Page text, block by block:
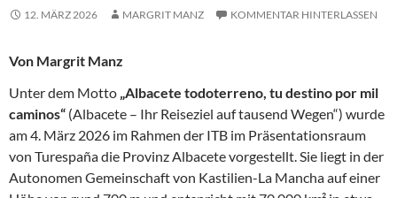
12. MÄRZ 2026 MARGRIT MANZ KOMMENTAR HINTERLASSEN
Von Margrit Manz
Unter dem Motto „Albacete todoterreno, tu destino por mil
caminos“ (Albacete – Ihr Reiseziel auf tausend Wegen“) wurde
am 4. März 2026 im Rahmen der ITB im Präsentationsraum
von Turespaña die Provinz Albacete vorgestellt. Sie liegt in der
Autonomen Gemeinschaft von Kastilien-La Mancha auf einer